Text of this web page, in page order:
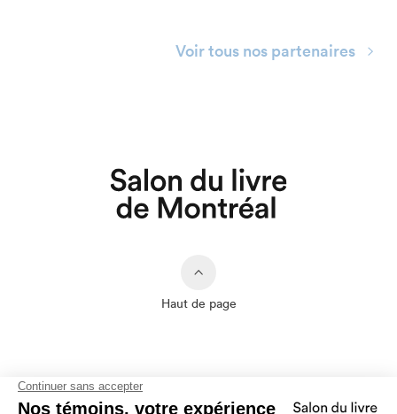
Voir tous nos partenaires
Haut de page